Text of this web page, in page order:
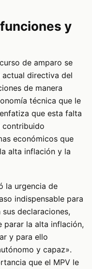
y
de amparo se
actual directiva del
de manera
técnica que le
que esta falta
contribuido
económicos que
alta inflación y la
la urgencia de
indispensable para
declaraciones,
parar la alta inflación,
y para ello
y capaz».
que el MPV le